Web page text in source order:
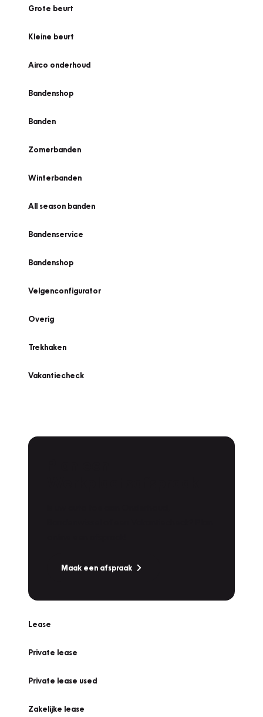
Grote beurt
Kleine beurt
Airco onderhoud
Bandenshop
Banden
Zomerbanden
Winterbanden
All season banden
Bandenservice
Bandenshop
Velgenconfigurator
Overig
Trekhaken
Vakantiecheck
Maak een afspraak
Lease
Private lease
Private lease used
Zakelijke lease